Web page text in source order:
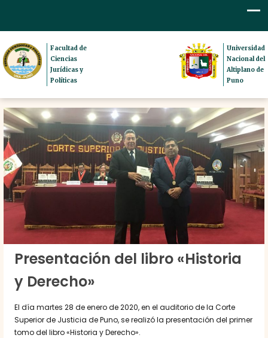
Facultad de
Ciencias
Jurídicas y
Políticas
Universidad
Nacional del
Altiplano de
Puno
Presentación del libro «Historia
y Derecho»
El día martes 28 de enero de 2020, en el auditorio de la Corte
Superior de Justicia de Puno, se realizó la presentación del primer
tomo del libro «Historia y Derecho».